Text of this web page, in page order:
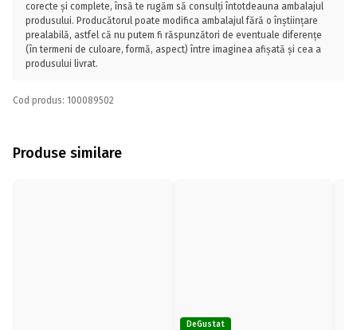
corecte și complete, însă te rugăm să consulți întotdeauna ambalajul
produsului. Producătorul poate modifica ambalajul fără o înștiințare
prealabilă, astfel că nu putem fi răspunzători de eventuale diferențe
(în termeni de culoare, formă, aspect) între imaginea afișată și cea a
produsului livrat.
Cod produs: 100089502
Produse similare
DeGustat